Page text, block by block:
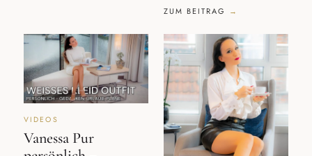
ZUM BEITRAG
VIDEOS
Vanessa Pur